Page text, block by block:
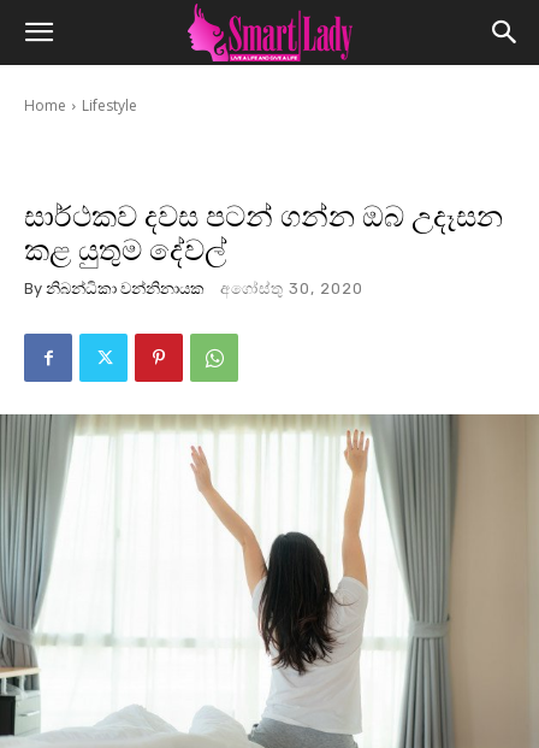
Home Lifestyle
සාර්ථකව දවස පටන් ගන්න ඔබ උදෑසන
කළ යුතුම දේවල්
By නිබන්ධිකා වන්නිනායක අගෝස්තු 30, 2020